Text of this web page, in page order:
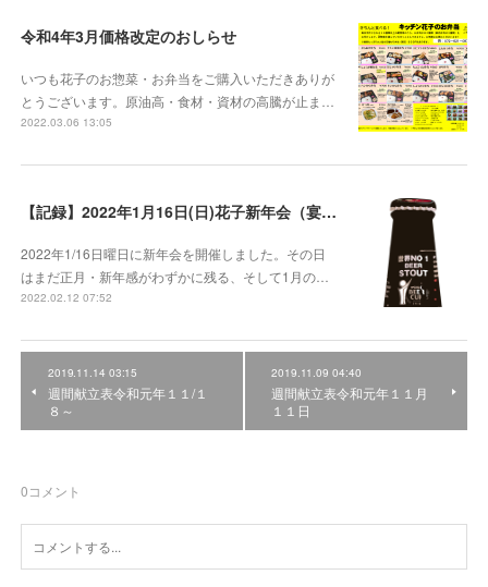
令和4年3月価格改定のおしらせ
いつも花子のお惣菜・お弁当をご購入いただきありが
とうございます。原油高・食材・資材の高騰が止ま…
2022.03.06 13:05
【記録】2022年1月16日(日)花子新年会（宴）其１ 開催までの葛藤
2022年1/16日曜日に新年会を開催しました。その日
はまだ正月・新年感がわずかに残る、そして1月の…
2022.02.12 07:52
2019.11.14 03:15
週間献立表令和元年１１/１
８～
2019.11.09 04:40
週間献立表令和元年１１月
１１日
0コメント